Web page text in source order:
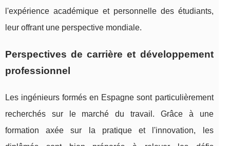
l'expérience académique et personnelle des étudiants,
leur offrant une perspective mondiale.
Perspectives de carrière et développement
professionnel
Les ingénieurs formés en Espagne sont particulièrement
recherchés sur le marché du travail. Grâce à une
formation axée sur la pratique et l'innovation, les